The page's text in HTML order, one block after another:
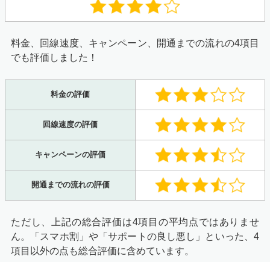
料金、回線速度、キャンペーン、開通までの流れの4項目
でも評価しました！
料金の評価
回線速度の評価
キャンペーンの評価
開通までの流れの評価
ただし、上記の総合評価は4項目の平均点ではありませ
ん。「スマホ割」や「サポートの良し悪し」といった、4
項目以外の点も総合評価に含めています。